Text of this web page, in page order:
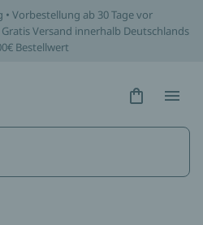
Vorbestellung ab 30 Tage vor
Versand innerhalb Deutschlands
Bestellwert
Hidden